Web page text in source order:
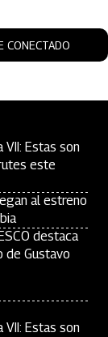
CONECTADO
Estas son
este
al estreno
destaca
de Gustavo
Estas son